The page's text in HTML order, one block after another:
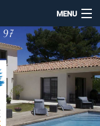
97
MENU